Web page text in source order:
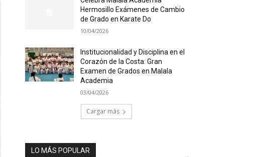
Hermosillo Exámenes de Cambio
de Grado en Karate Do
10/04/2026
Institucionalidad y Disciplina en el
Corazón de la Costa: Gran
Examen de Grados en Malala
Academia
03/04/2026
Cargar más
LO MÁS POPULAR